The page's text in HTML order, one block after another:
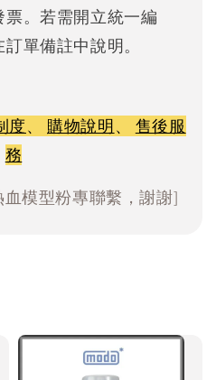
。若需開立統一編
單備註中說明。
度、 購物說明、 售後服
務
模型粉專聯繫，謝謝]